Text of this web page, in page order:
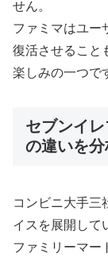
せん。
ファミマはユー
復活させること
楽しみの一つで
セブンイ
の違いを分
コンビニ大手三
イスを展開して
ファミリーマー